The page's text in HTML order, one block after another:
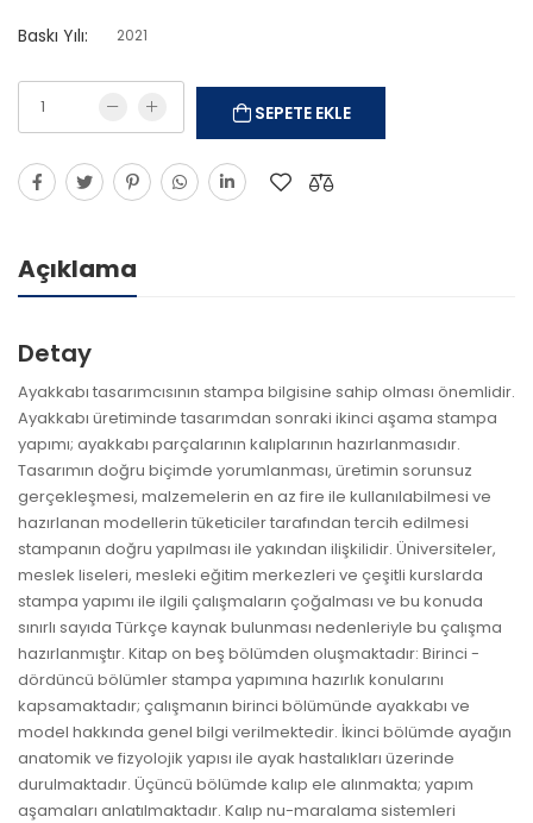
Baskı Yılı: 2021
SEPETE EKLE
Açıklama
Detay
Ayakkabı tasarımcısının stampa bilgisine sahip olması önemlidir.
Ayakkabı üretiminde tasarımdan sonraki ikinci aşama stampa
yapımı; ayakkabı parçalarının kalıplarının hazırlanmasıdır.
Tasarımın doğru biçimde yorumlanması, üretimin sorunsuz
gerçekleşmesi, malzemelerin en az fire ile kullanılabilmesi ve
hazırlanan modellerin tüketiciler tarafından tercih edilmesi
stampanın doğru yapılması ile yakından ilişkilidir. Üniversiteler,
meslek liseleri, mesleki eğitim merkezleri ve çeşitli kurslarda
stampa yapımı ile ilgili çalışmaların çoğalması ve bu konuda
sınırlı sayıda Türkçe kaynak bulunması nedenleriyle bu çalışma
hazırlanmıştır. Kitap on beş bölümden oluşmaktadır: Birinci -
dördüncü bölümler stampa yapımına hazırlık konularını
kapsamaktadır; çalışmanın birinci bölümünde ayakkabı ve
model hakkında genel bilgi verilmektedir. İkinci bölümde ayağın
anatomik ve fizyolojik yapısı ile ayak hastalıkları üzerinde
durulmaktadır. Üçüncü bölümde kalıp ele alınmakta; yapım
aşamaları anlatılmaktadır. Kalıp nu-maralama sistemleri